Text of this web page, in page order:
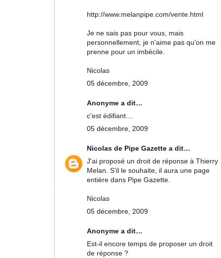
http://www.melanpipe.com/vente.html
Je ne sais pas pour vous, mais
personnellement, je n'aime pas qu'on me
prenne pour un imbécile.
Nicolas
05 décembre, 2009
Anonyme a dit…
c'est édifiant....
05 décembre, 2009
Nicolas de Pipe Gazette a dit…
J'ai proposé un droit de réponse à Thierry
Melan. S'il le souhaite, il aura une page
entière dans Pipe Gazette.
Nicolas
05 décembre, 2009
Anonyme a dit…
Est-il encore temps de proposer un droit
de réponse ?